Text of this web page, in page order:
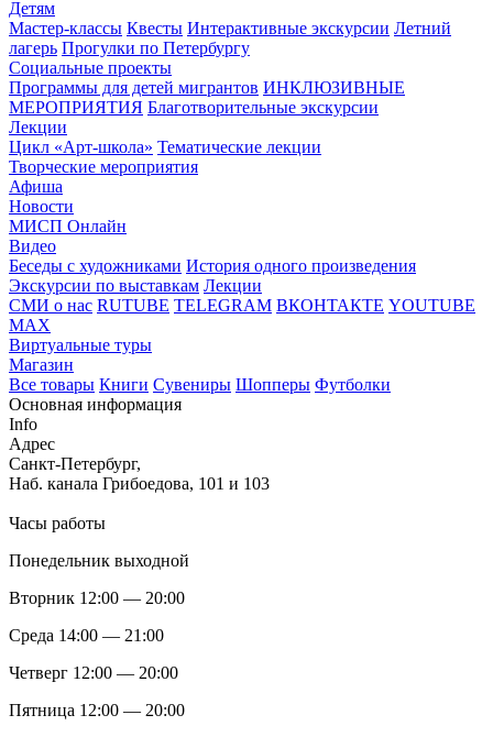
Детям
Мастер-классы Квесты Интерактивные экскурсии Летний
лагерь Прогулки по Петербургу
Социальные проекты
Программы для детей мигрантов ИНКЛЮЗИВНЫЕ
МЕРОПРИЯТИЯ Благотворительные экскурсии
Лекции
Цикл «Арт-школа» Тематические лекции
Творческие мероприятия
Афиша
Новости
МИСП Онлайн
Видео
Беседы с художниками История одного произведения
Экскурсии по выставкам Лекции
СМИ о нас RUTUBE TELEGRAM ВКОНТАКТЕ YOUTUBE
MAX
Виртуальные туры
Магазин
Все товары Книги Сувениры Шопперы Футболки
Основная информация
Info
Адрес
Санкт-Петербург,
Наб. канала Грибоедова, 101 и 103
Часы работы
Понедельник выходной
Вторник 12:00 — 20:00
Среда 14:00 — 21:00
Четверг 12:00 — 20:00
Пятница 12:00 — 20:00